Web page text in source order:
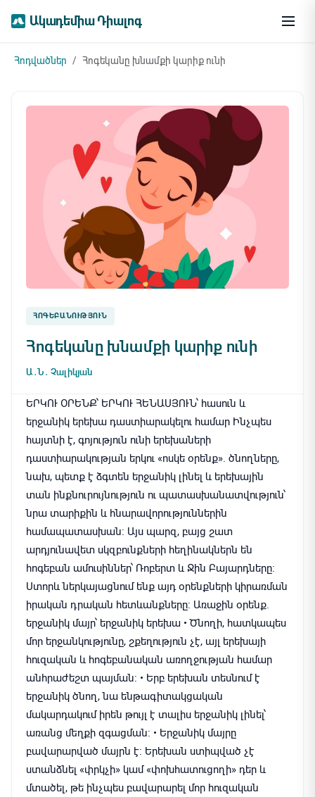
Ակադեմիա Դիալոգ
Հոդվածներ Հոգեկանը խնամքի կարիք ունի
ՀՈԳԵԲԱՆՈՒԹՅՈՒՆ
Հոգեկանը խնամքի կարիք ունի
Ա․Ն․ Չալիկյան
ԵՐԿՈՒ ՕՐԵՆՔ՝ ԵՐԿՈՒ ՀԵՆԱՍՅՈՒՆ՝ հասուն և
երջանիկ երեխա դաստիարակելու համար Ինչպես
հայտնի է, գոյություն ունի երեխաների
դաստիարակության երկու «ոսկե օրենք». ծնողները,
նախ, պետք է ձգտեն երջանիկ լինել և երեխային
տան ինքնուրույնություն ու պատասխանատվություն՝
նրա տարիքին և հնարավորություններին
համապատասխան։ Այս պարզ, բայց շատ
արդյունավետ սկզբունքների հեղինակներն են
հոգեբան ամուսիններ՝ Ռոբերտ և Ջին Բայարդները։
Ստորև ներկայացնում ենք այդ օրենքների կիրառման
իրական դրական հետևանքները։ Առաջին օրենք.
երջանիկ մայր՝ երջանիկ երեխա • Ծնողի, հատկապես
մոր երջանկությունը, շքեղություն չէ, այլ երեխայի
հուզական և հոգեբանական առողջության համար
անհրաժեշտ պայման։ • Երբ երեխան տեսնում է
երջանիկ ծնող, նա ենթագիտակցական
մակարդակում իրեն թույլ է տալիս երջանիկ լինել՝
առանց մեղքի զգացման։ • Երջանիկ մայրը
բավարարված մայրն է։ Երեխան ստիպված չէ
ստանձնել «փրկչի» կամ «փոխհատուցողի» դեր և
մտածել, թե ինչպես բավարարել մոր հուզական